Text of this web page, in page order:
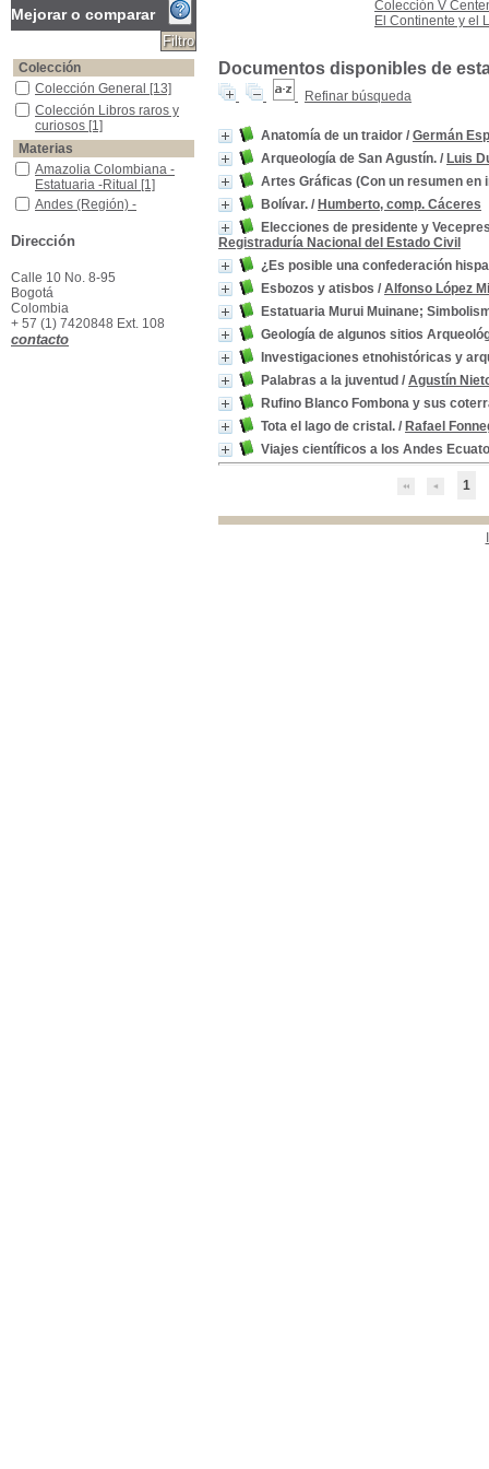
Colección V
El Continente y el
Documentos disponibles de
Refinar búsqueda
Anatomía de un traidor / Germán
Arqueología de San Agustín. / Luis
Artes Gráficas (Con un resumen en
Bolívar. / Humberto, comp. Cáceres
Elecciones de presidente y
Registraduría Nacional del Estado Civil
¿Es posible una confederación
Esbozos y atisbos / Alfonso López
Estatuaria Murui Muinane;
Geología de algunos sitios
Investigaciones etnohistóricas y
Palabras a la juventud / Agustín
Rufino Blanco Fombona y sus
Tota el lago de cristal. / Rafael
Viajes científicos a los Andes
1
Mejorar o comparar
Colección
Colección General
Colección General [13]
Colección Libros raros y curiosos
Colección Libros raros y
curiosos [1]
Materias
Amazolia Colombiana - Estatuaria -Ritual
Amazolia Colombiana -
Estatuaria -Ritual [1]
Andes (Región) -Descripciones y viajes
Andes (Región) -
Antología - Bolivarina
Antología - Bolivarina
Arqueología--Colombia
Arqueología--Colombia
Artes - Gráficas -Colombia
Artes - Gráficas -Colombia
[1]
Colombia -- Historia -- República liberal, 1930-1946.
Colombia -- Historia --
Colombia -Política y gobierno -1934-1938
Colombia -Política y Gobierno -Siglo XX
Colombia-- Descripciones y viajes.
Dirección
Calle 10 No. 8-95
Bogotá
Colombia
+ 57 (1) 7420848 Ext. 108
contacto